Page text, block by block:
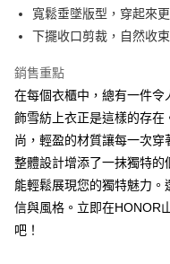
悠遊付
Google Pay
ATM付款
運送方式
全家取貨付款 -訂單滿
$80 元物流費用。
每筆NT$80，滿NT$2,000(
全家付款後取貨-訂單滿
寬鬆垂墜版型，穿起來
下擺收口剪裁，自然收
銷售重點
在每個衣櫃中，總有一件令
飾雪紡上衣正是這樣的存
尚，輕盈的材質讓每一次
整體設計增添了一抹獨特
能輕鬆展現您的獨特魅力
信與風格。立即在HONOR
吧！